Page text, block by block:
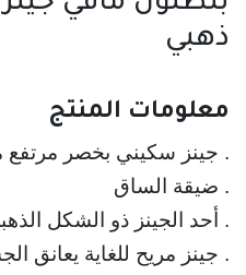
ذهبي
معلومات المنتج
. جينز سكيني بخصر مرتفع
. ضيقة الساق
. أحد الجينز ذو الشكل
. جينز مريح للغاية يعانق